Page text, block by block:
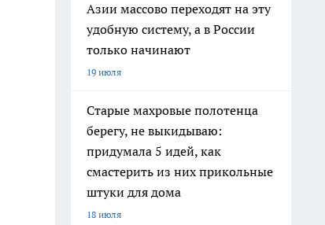
Азии массово переходят на эту
удобную систему, а в России
только начинают
19 июля
Старые махровые полотенца
берегу, не выкидываю:
придумала 5 идей, как
смастерить из них прикольные
штуки для дома
18 июля